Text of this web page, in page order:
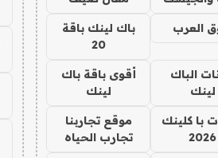
العرب
باك لينك باقة
20
الباك
لينك
أقوى باقة باك
لينك
با كلينك
2026
موقع تجاربنا
تجارب الحياه